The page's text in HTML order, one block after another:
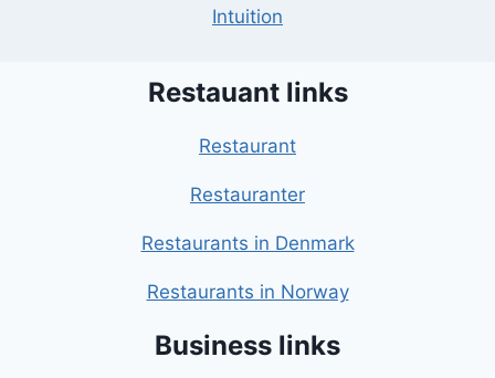
Intuition
Restauant links
Restaurant
Restauranter
Restaurants in Denmark
Restaurants in Norway
Business links